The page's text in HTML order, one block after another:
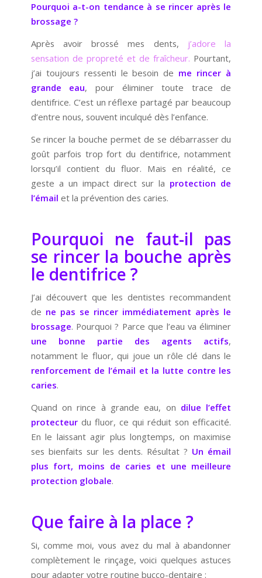
Pourquoi a-t-on tendance à se rincer après le
brossage ?
Après avoir brossé mes dents, j’adore la
sensation de propreté et de fraîcheur. Pourtant,
j’ai toujours ressenti le besoin de me rincer à
grande eau, pour éliminer toute trace de
dentifrice. C’est un réflexe partagé par beaucoup
d’entre nous, souvent inculqué dès l’enfance.
Se rincer la bouche permet de se débarrasser du
goût parfois trop fort du dentifrice, notamment
lorsqu’il contient du fluor. Mais en réalité, ce
geste a un impact direct sur la protection de
l’émail et la prévention des caries.
Pourquoi ne faut-il pas
se rincer la bouche après
le dentifrice ?
J’ai découvert que les dentistes recommandent
de ne pas se rincer immédiatement après le
brossage. Pourquoi ? Parce que l’eau va éliminer
une bonne partie des agents actifs,
notamment le fluor, qui joue un rôle clé dans le
renforcement de l’émail et la lutte contre les
caries.
Quand on rince à grande eau, on dilue l’effet
protecteurdu fluor, ce qui réduit son efficacité.
En le laissant agir plus longtemps, on maximise
ses bienfaits sur les dents. Résultat ? Un émail
plus fort, moins de caries et une meilleure
protection globale.
Que faire à la place ?
Si, comme moi, vous avez du mal à abandonner
complètement le rinçage, voici quelques astuces
pour adapter votre routine bucco-dentaire :